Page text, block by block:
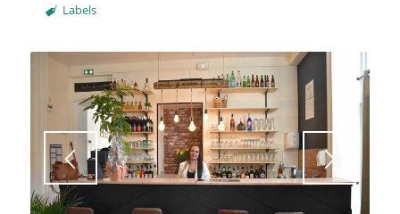
Labels